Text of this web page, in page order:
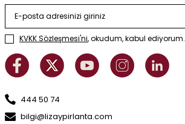
KVKK Sözleşmesi'ni, okudum, kabul ediyorum.
444 50 74
bilgi@lizaypirlanta.com